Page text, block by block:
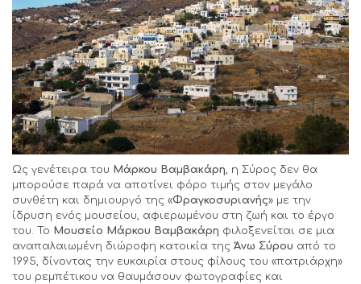
Ως γενέτειρα του Μάρκου Βαμβακάρη, η Σύρος δεν θα
μπορούσε παρά να αποτίνει φόρο τιμής στον μεγάλο
συνθέτη και δημιουργό της «Φραγκοσυριανής» με την
ίδρυση ενός μουσείου, αφιερωμένου στη ζωή και το έργο
του. Το Μουσείο Μάρκου Βαμβακάρη φιλοξενείται σε μια
αναπαλαιωμένη διώροφη κατοικία της Άνω Σύρου από το
1995, δίνοντας την ευκαιρία στους φίλους του «πατριάρχη»
του ρεμπέτικου να θαυμάσουν φωτογραφίες και